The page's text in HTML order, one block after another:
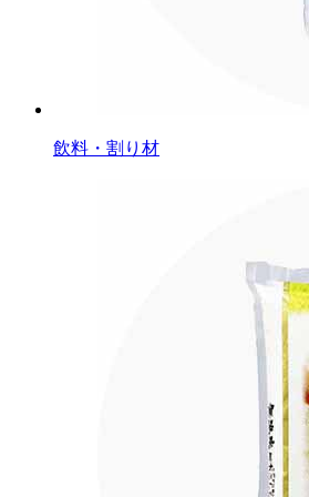
飲料・割り材